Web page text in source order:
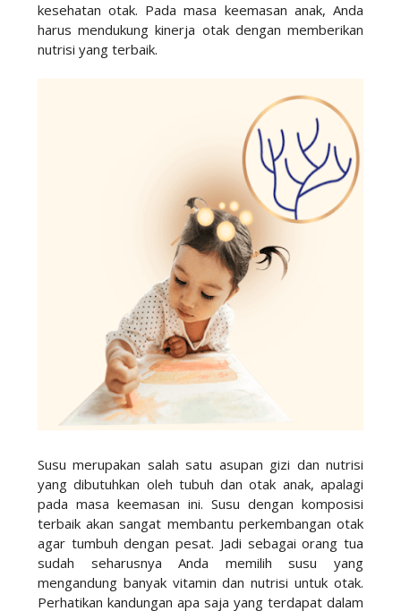
kesehatan otak. Pada masa keemasan anak, Anda
harus mendukung kinerja otak dengan memberikan
nutrisi yang terbaik.
Susu merupakan salah satu asupan gizi dan nutrisi
yang dibutuhkan oleh tubuh dan otak anak, apalagi
pada masa keemasan ini. Susu dengan komposisi
terbaik akan sangat membantu perkembangan otak
agar tumbuh dengan pesat. Jadi sebagai orang tua
sudah seharusnya Anda memilih susu yang
mengandung banyak vitamin dan nutrisi untuk otak.
Perhatikan kandungan apa saja yang terdapat dalam